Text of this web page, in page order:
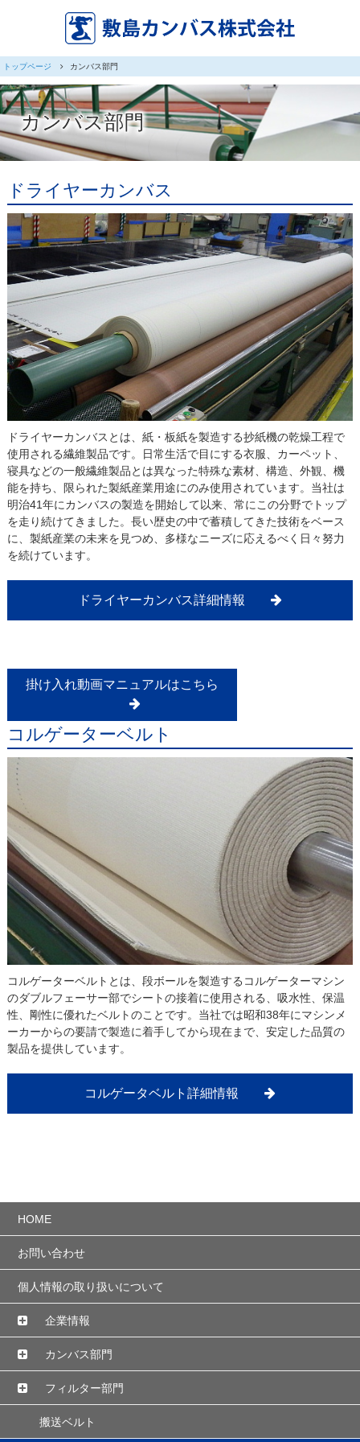
トップページ カンバス部門
カンバス部門
ドライヤーカンバス
ドライヤーカンバスとは、紙・板紙を製造する抄紙機の乾燥工程で
使用される繊維製品です。日常生活で目にする衣服、カーペット、
寝具などの一般繊維製品とは異なった特殊な素材、構造、外観、機
能を持ち、限られた製紙産業用途にのみ使用されています。当社は
明治41年にカンバスの製造を開始して以来、常にこの分野でトップ
を走り続けてきました。長い歴史の中で蓄積してきた技術をベース
に、製紙産業の未来を見つめ、多様なニーズに応えるべく日々努力
を続けています。
ドライヤーカンバス詳細情報
掛け入れ動画マニュアルはこちら
コルゲーターベルト
コルゲーターベルトとは、段ボールを製造するコルゲーターマシン
のダブルフェーサー部でシートの接着に使用される、吸水性、保温
性、剛性に優れたベルトのことです。当社では昭和38年にマシンメ
ーカーからの要請で製造に着手してから現在まで、安定した品質の
製品を提供しています。
コルゲータベルト詳細情報
HOME
お問い合わせ
個人情報の取り扱いについて
企業情報
カンバス部門
フィルター部門
搬送ベルト